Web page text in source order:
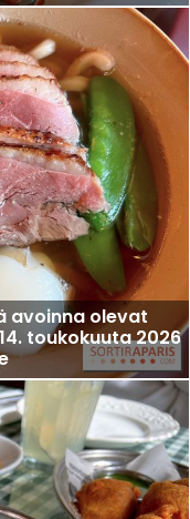
avoinna olevat
toukokuuta 2026